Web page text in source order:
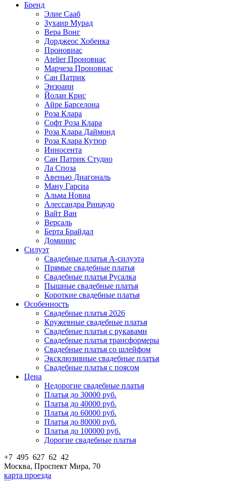
Бренд
Элие Сааб
Зухаир Мурад
Вера Вонг
Дорджеос Хобеика
Проновиас
Atelier Проновиас
Марчеза Проновиас
Сан Патрик
Энзоани
Йолан Крис
Айре Барселона
Роза Клара
Софт Роза Клара
Роза Клара Даймонд
Роза Клара Кутюр
Инносента
Сан Патрик Студио
Ла Споза
Авенью Диагональ
Ману Гарсиа
Альма Новиа
Алессандра Ринаудо
Вайт Ван
Версаль
Берта Брайдал
Доминис
Силуэт
Свадебные платья А-силуэта
Прямые свадебные платья
Свадебные платья Русалка
Пышные свадебные платья
Короткие свадебные платья
Особенность
Свадебные платья 2026
Кружевные свадебные платья
Свадебные платья с рукавами
Свадебные платья трансформеры
Свадебные платья со шлейфом
Эксклюзивные свадебные платья
Свадебные платья с поясом
Цена
Недорогие свадебные платья
Платья до 30000 руб.
Платья до 40000 руб.
Платья до 60000 руб.
Платья до 80000 руб.
Платья до 100000 руб.
Дорогие свадебные платья
+7 495 627 62 42
Москва, Проспект Мира, 70
карта проезда